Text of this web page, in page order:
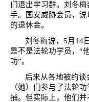
们退出学习群。刘冬
手。国安威胁会员，说
的退休金。
刘冬梅说， 5月 14
是不是法轮功学员， “
功”。
后来从各地被约
（她）们参与了法轮
捕。但实际上，他们并